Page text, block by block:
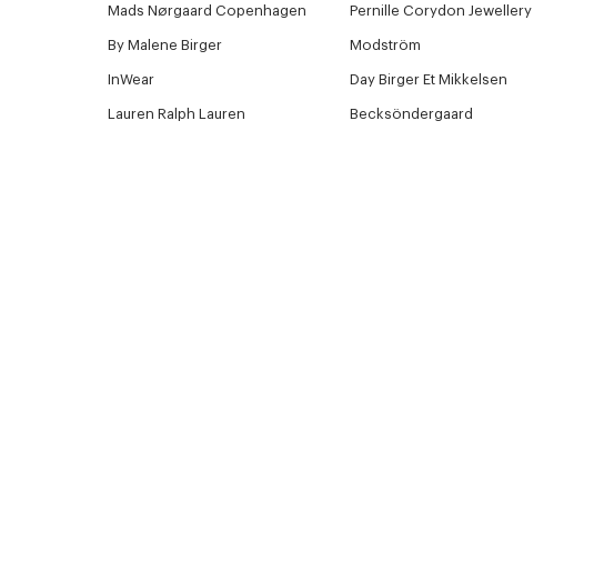
Mads Nørgaard Copenhagen Pernille Corydon Jewellery
By Malene Birger Modström
InWear Day Birger Et Mikkelsen
Lauren Ralph Lauren Becksöndergaard